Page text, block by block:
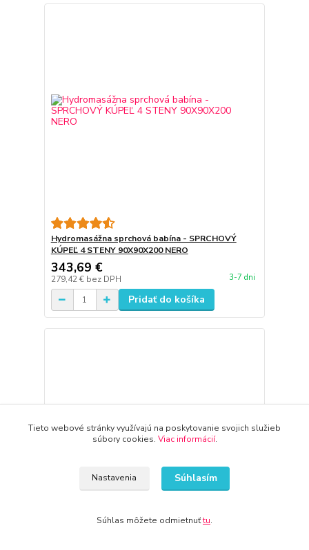
Hydromasážna sprchová babína - SPRCHOVÝ
KÚPEĽ 4 STENY 90X90X200 NERO
343,69 €
279,42 € bez DPH 3-7 dni
Pridať do košíka
Tieto webové stránky využívajú na poskytovanie svojich služieb
súbory cookies. Viac informácií.
Nastavenia Súhlasím
Súhlas môžete odmietnuťtu.